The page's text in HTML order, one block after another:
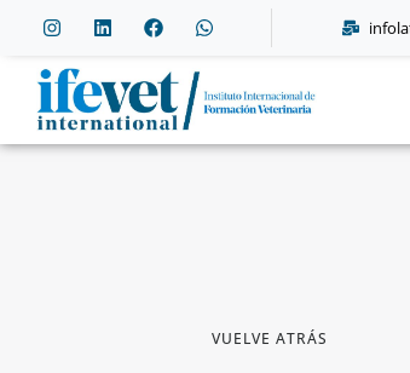
ifevet.com/latam
VUELVE ATRÁS